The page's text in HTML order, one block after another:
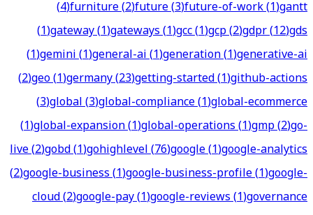
(4)furniture(2)future(3)future-of-work(1)gantt
(1)gateway(1)gateways(1)gcc(1)gcp(2)gdpr(12)gds
(1)gemini(1)general-ai(1)generation(1)generative-ai
(2)geo(1)germany(23)getting-started(1)github-actions
(3)global(3)global-compliance(1)global-ecommerce
(1)global-expansion(1)global-operations(1)gmp(2)go-
live(2)gobd(1)gohighlevel(76)google(1)google-analytics
(2)google-business(1)google-business-profile(1)google-
cloud(2)google-pay(1)google-reviews(1)governance